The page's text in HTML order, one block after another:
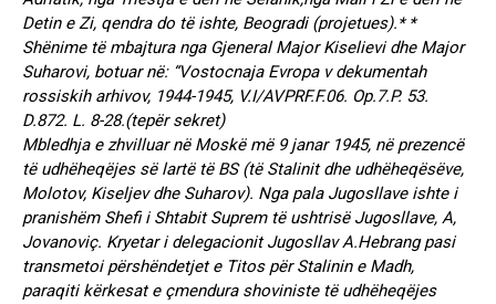
Detin e Zi, qendra do të ishte, Beogradi (projetues).* *
Shënime të mbajtura nga Gjeneral Major Kiselievi dhe Major
Suharovi, botuar në: “Vostocnaja Evropa v dekumentah
rossiskih arhivov, 1944-1945, V.I/AVPRF.F.06. Op.7.P. 53.
D.872. L. 8-28.(tepër sekret)
Mbledhja e zhvilluar në Moskë më 9 janar 1945, në prezencë
të udhëheqëjes së lartë të BS (të Stalinit dhe udhëheqësëve,
Molotov, Kiseljev dhe Suharov). Nga pala Jugosllave ishte i
pranishëm Shefi i Shtabit Suprem të ushtrisë Jugosllave, A,
Jovanoviç. Kryetar i delegacionit Jugosllav A.Hebrang pasi
transmetoi përshëndetjet e Titos për Stalinin e Madh,
paraqiti kërkesat e çmendura shoviniste të udhëheqëjes